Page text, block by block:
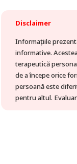
Disclaimer
Informațiile
informative.
terapeutică
de a începe orice
persoană este
pentru altul.